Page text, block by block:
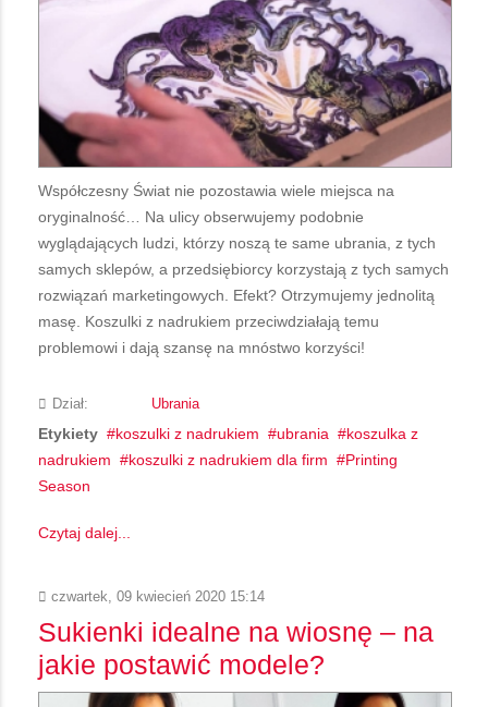
Współczesny Świat nie pozostawia wiele miejsca na
oryginalność… Na ulicy obserwujemy podobnie
wyglądających ludzi, którzy noszą te same ubrania, z tych
samych sklepów, a przedsiębiorcy korzystają z tych samych
rozwiązań marketingowych. Efekt? Otrzymujemy jednolitą
masę. Koszulki z nadrukiem przeciwdziałają temu
problemowi i dają szansę na mnóstwo korzyści!
Dział: Ubrania
Etykiety koszulki z nadrukiem ubrania
koszulka z
nadrukiem
koszulki z nadrukiem dla firm
Printing
Season
Czytaj dalej...
czwartek, 09 kwiecień 2020 15:14
Sukienki idealne na wiosnę – na
jakie postawić modele?